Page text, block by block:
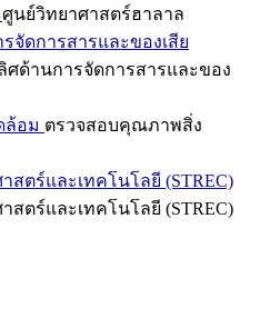
ศูนย์วิทยาศาสตร์ฮาลาล
จัดการสารและของเสีย
ศด้านการจัดการสารและของ
ล้อม ตรวจสอบคุณภาพสิ่ง
สตร์และเทคโนโลยี (STREC)
สตร์และเทคโนโลยี (STREC)